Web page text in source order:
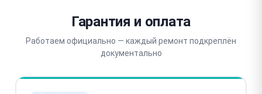
Гарантия и оплата
Работаем официально — каждый ремонт подкреплён
документально